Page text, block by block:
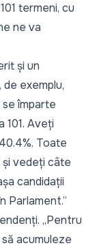
termeni, cu
ne va
și un
exemplu,
împarte
101. Aveți
Toate
vedeți câte
candidații
Parlament.”
„Pentru
acumuleze